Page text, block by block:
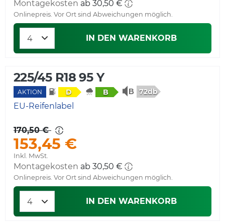
Montagekosten ab 30,50 €
Onlinepreis. Vor Ort sind Abweichungen möglich.
IN DEN WARENKORB
225/45 R18 95 Y
AKTION D B 72db
EU-Reifenlabel
170,50 €
153,45 €
Inkl. MwSt.
Montagekosten ab 30,50 €
Onlinepreis. Vor Ort sind Abweichungen möglich.
IN DEN WARENKORB